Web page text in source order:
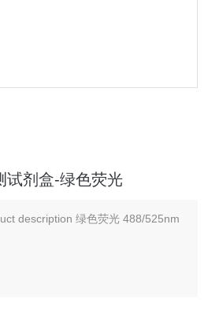
试剂盒-绿色荧光
description 绿色荧光 488/525nm